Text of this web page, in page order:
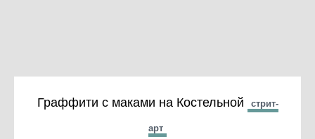
Граффити с маками на Костельной стрит-
арт